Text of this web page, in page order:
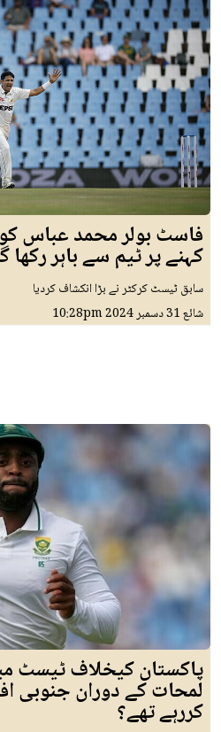
کہنے پر ٹیم سے باہر رکھا
سابق ٹیسٹ کرکٹر نے بڑا انکشاف کردیا
شائع31 دسمبر 2024 10:28pm
پاکستان کیخلاف ٹیسٹ
لمحات کے دوران جنوبی
کررہے تھے؟